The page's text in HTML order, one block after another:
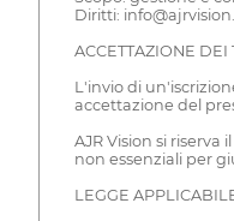
Diritti:
ACCETTAZIONE DEI
L'invio di
accettazione del
AJR Vision si
non essenziali per
LEGGE